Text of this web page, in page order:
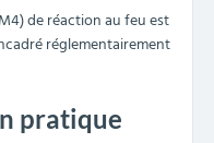
de réaction au feu est
réglementairement
pratique